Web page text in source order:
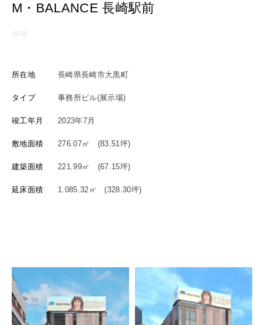
M・BALANCE 長崎駅前
2023
所在地 長崎県長崎市大黒町
タイプ 事務所ビル(展示場)
竣工年月 2023年7月
敷地面積 276.07㎡ (83.51坪)
建築面積 221.99㎡ (67.15坪)
延床面積 1.085.32㎡ (328.30坪)